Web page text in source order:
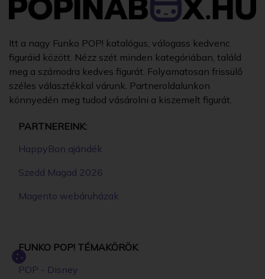
Itt a nagy Funko POP! katalógus, válogass kedvenc
figuráid között. Nézz szét minden kategóriában, találd
meg a számodra kedves figurát. Folyamatosan frissülő
széles választékkal várunk. Partneroldalunkon
könnyedén meg tudod vásárolni a kiszemelt figurát.
PARTNEREINK:
HappyBon ajándék
Szedd Magad 2026
Magento webáruházak
FUNKO POP! TÉMAKÖRÖK
POP - Disney